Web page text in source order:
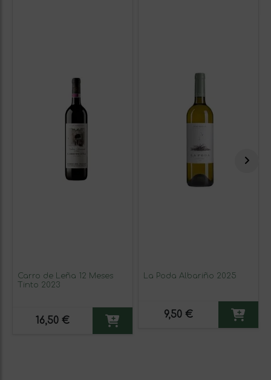
Carro de Leña 12 Meses
Tinto 2023
16,50 €
La Poda Albariño 2025
9,50 €